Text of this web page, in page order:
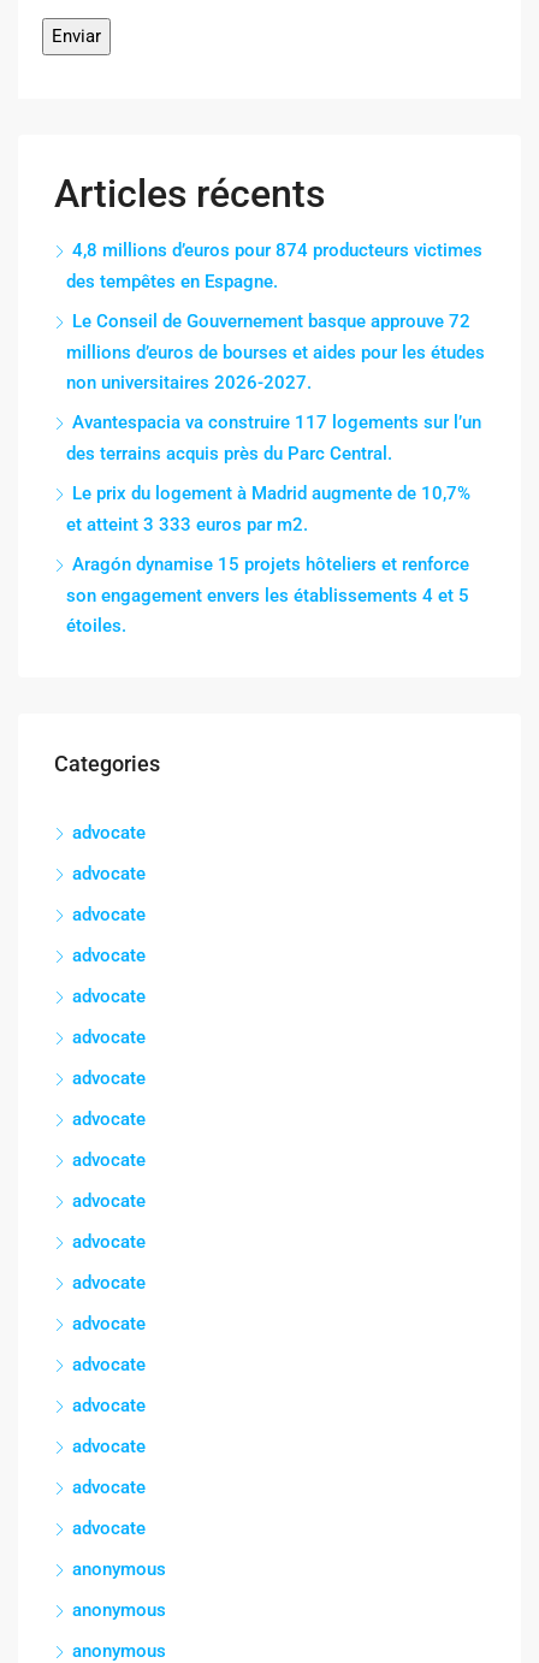
Articles récents
4,8 millions d’euros pour 874 producteurs victimes
des tempêtes en Espagne.
Le Conseil de Gouvernement basque approuve 72
millions d’euros de bourses et aides pour les études
non universitaires 2026-2027.
Avantespacia va construire 117 logements sur l’un
des terrains acquis près du Parc Central.
Le prix du logement à Madrid augmente de 10,7%
et atteint 3 333 euros par m2.
Aragón dynamise 15 projets hôteliers et renforce
son engagement envers les établissements 4 et 5
étoiles.
Categories
advocate
advocate
advocate
advocate
advocate
advocate
advocate
advocate
advocate
advocate
advocate
advocate
advocate
advocate
advocate
advocate
advocate
advocate
anonymous
anonymous
anonymous